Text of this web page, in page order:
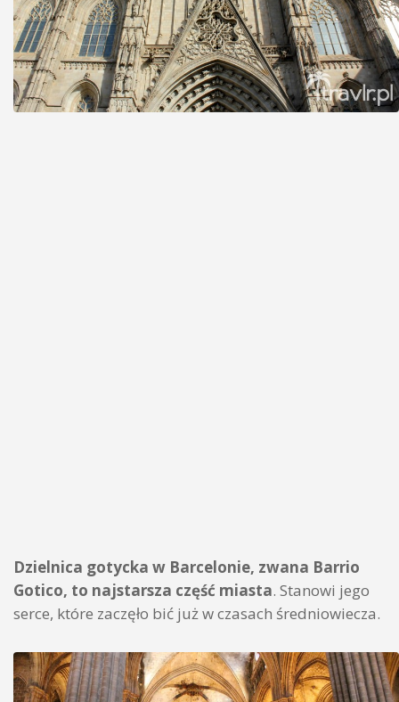
Dzielnica gotycka w Barcelonie, zwana Barrio
Gotico, to najstarsza część miasta. Stanowi jego
serce, które zaczęło bić już w czasach średniowiecza.